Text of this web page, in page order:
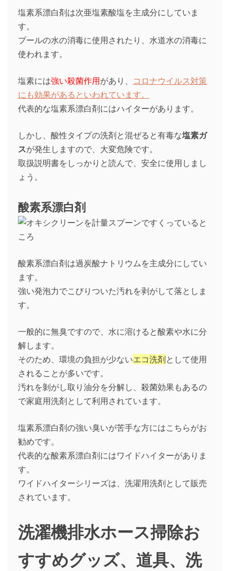
塩素系漂白剤は次亜塩素酸塩を主成分にしていま
す。
プールの水の消毒に使用されたり、水道水の消毒に
使われます。
塩素には強い殺菌作用があり、 コロナウイルス対策
にも効果があるといわれています。
代表的な塩素系漂白剤にはハイターがあります。
しかし、酸性タイプの洗剤と混ぜると有毒な塩素ガ
スが発生しますので、大変危険です。
取扱説明書をしっかりと読んで、安全に使用しまし
ょう。
酸素系漂白剤
酸素系漂白剤は過炭酸ナトリウムを主成分にしてい
ます。
強い発泡力でこびりついた汚れを剥がして落としま
す。
一般的に無臭ですので、水に溶けると酸素や水に分
解します。
そのため、環境の負担が少ないエコ洗剤として使用
されることが多いです。
汚れを剝がし取り油分を分解し、殺菌効果もあるの
で家庭用洗剤として利用されています。
塩素系漂白剤の強い臭いが苦手な方にはこちらがお
勧めです。
代表的な酸素系漂白剤にはワイドハイターがありま
す。
ワイドハイターシリーズは、洗濯用洗剤として販売
されています。
洗濯機排水ホース掃除お
すすめグッズ、道具、洗